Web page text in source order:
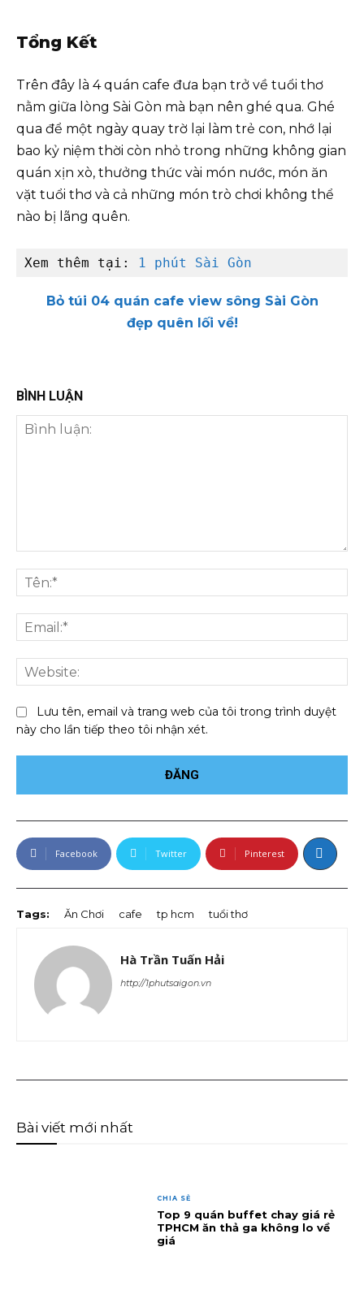
Tổng Kết
Trên đây là 4 quán cafe đưa bạn trở về tuổi thơ
nằm giữa lòng Sài Gòn mà bạn nên ghé qua. Ghé
qua để một ngày quay trờ lại làm trẻ con, nhớ lại
bao kỷ niệm thời còn nhỏ trong những không gian
quán xịn xò, thưởng thức vài món nước, món ăn
vặt tuổi thơ và cả những món trò chơi không thể
nào bị lãng quên.
Xem thêm tại: 1 phút Sài Gòn
Bỏ túi 04 quán cafe view sông Sài Gòn
đẹp quên lối về!
BÌNH LUẬN
luận:
Lưu tên, email và trang web của tôi trong trình duyệt
này cho lần tiếp theo tôi nhận xét.
Facebook Twitter Pinterest
Tags: Ăn Chơi cafe tp hcm tuổi thơ
Hà Trần Tuấn Hải
http://1phutsaigon.vn
Bài viết mới nhất
CHIA SẺ
Top 9 quán buffet chay giá rẻ
TPHCM ăn thả ga không lo về
giá